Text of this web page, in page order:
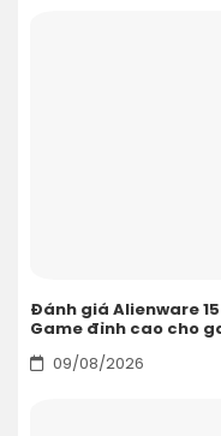
Đánh giá Alienware
Game đỉnh cao cho
09/08/2026